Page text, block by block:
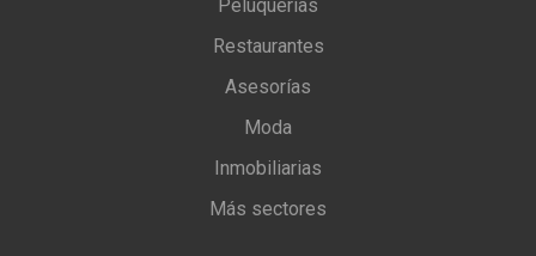
Peluquerías
Restaurantes
Asesorías
Moda
Inmobiliarias
Más sectores